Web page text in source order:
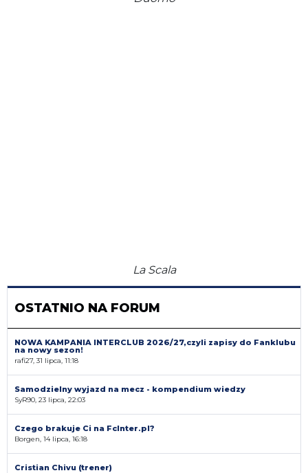
La Scala
OSTATNIO NA FORUM
NOWA KAMPANIA INTERCLUB 2026/27,czyli zapisy do Fanklubu
na nowy sezon!
rafi27, 31 lipca, 11:18
Samodzielny wyjazd na mecz - kompendium wiedzy
SyR90, 23 lipca, 22:03
Czego brakuje Ci na FcInter.pl?
Borgen, 14 lipca, 16:18
Cristian Chivu (trener)